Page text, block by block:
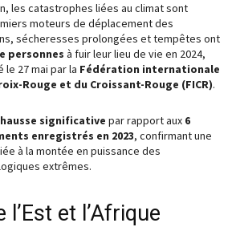
les catastrophes liées au climat sont
moteurs de déplacement des
sécheresses prolongées et tempêtes ont
personnes à fuir leur lieu de vie en 2024,
27 mai par la Fédération internationale
Rouge et du Croissant-Rouge (FICR).
hausse significative par rapport aux 6
enregistrés en 2023, confirmant une
à la montée en puissance des
extrêmes.
l’Est et l’Afrique